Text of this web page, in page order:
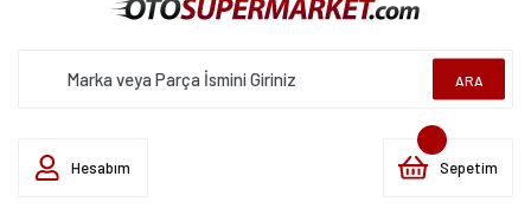
ARA
Hesabım Sepetim